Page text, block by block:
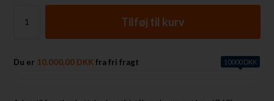
Du er 10.000,00 DKKfra fri fragt 10000 DKK